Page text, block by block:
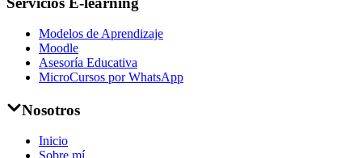
Modelos de Aprendizaje
Moodle
Asesoría Educativa
MicroCursos por WhatsApp
Nosotros
Inicio